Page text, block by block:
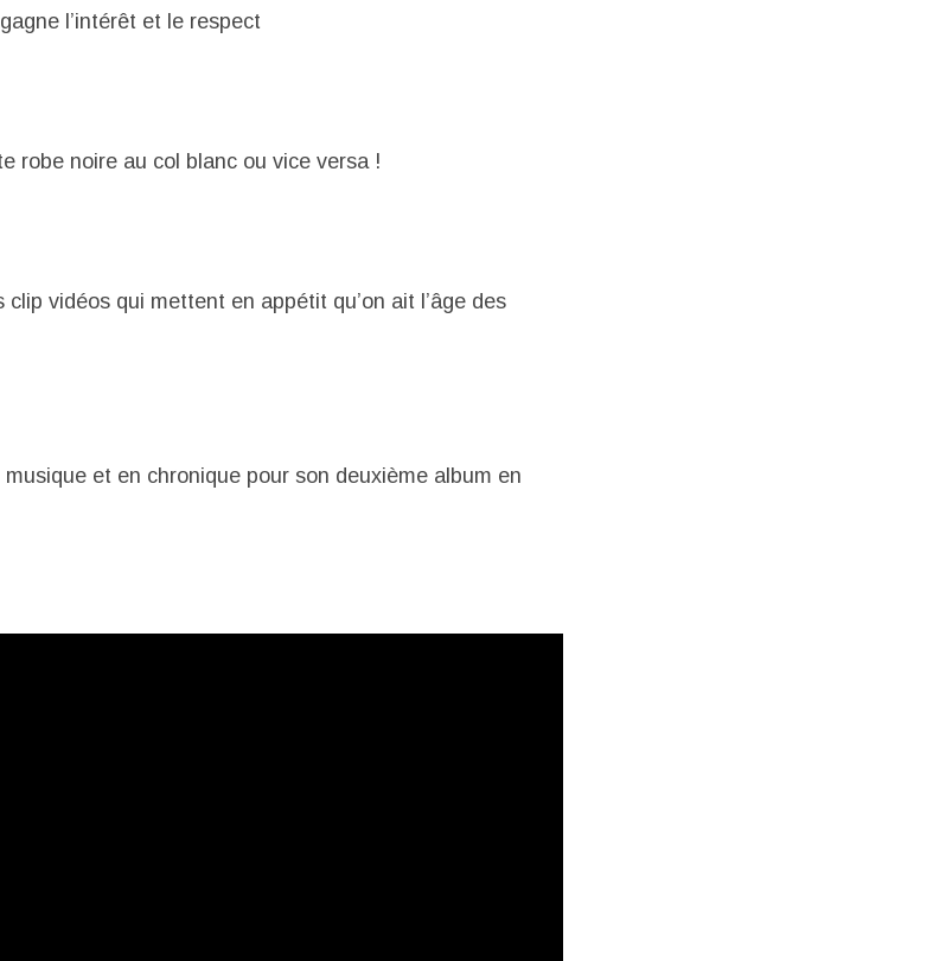
l’intérêt et le respect
robe noire au col blanc ou vice versa !
vidéos qui mettent en appétit qu’on ait l’âge des
et en chronique pour son deuxième album en